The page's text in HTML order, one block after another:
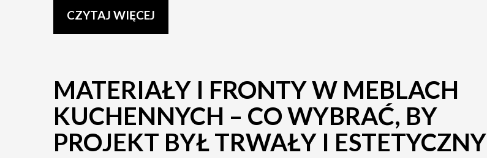
CZYTAJ WIĘCEJ
MATERIAŁY I FRONTY W MEBLACH
KUCHENNYCH – CO WYBRAĆ, BY
PROJEKT BYŁ TRWAŁY I ESTETYCZNY